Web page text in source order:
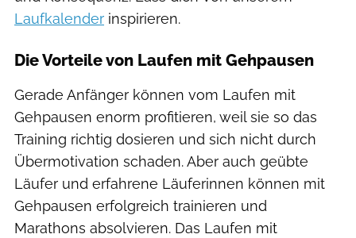
Laufkalender inspirieren.
Die Vorteile von Laufen mit Gehpausen
Gerade Anfänger können vom Laufen mit
Gehpausen enorm profitieren, weil sie so das
Training richtig dosieren und sich nicht durch
Übermotivation schaden. Aber auch geübte
Läufer und erfahrene Läuferinnen können mit
Gehpausen erfolgreich trainieren und
Marathons absolvieren. Das Laufen mit